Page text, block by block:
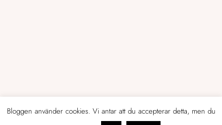
Bloggen använder cookies. Vi antar att du accepterar detta, men du